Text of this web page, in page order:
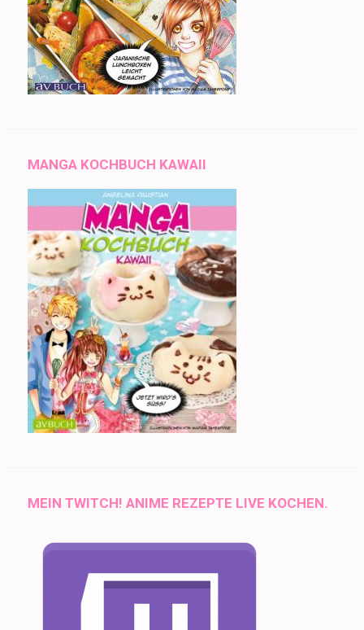
MANGA KOCHBUCH KAWAII
MEIN TWITCH! ANIME REZEPTE LIVE KOCHEN.